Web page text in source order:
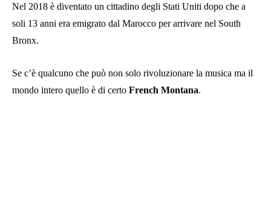
Nel 2018 è diventato un cittadino degli Stati Uniti dopo che a
soli 13 anni era emigrato dal Marocco per arrivare nel South
Bronx.
Se c’è qualcuno che può non solo rivoluzionare la musica ma il
mondo intero quello è di certo French Montana.